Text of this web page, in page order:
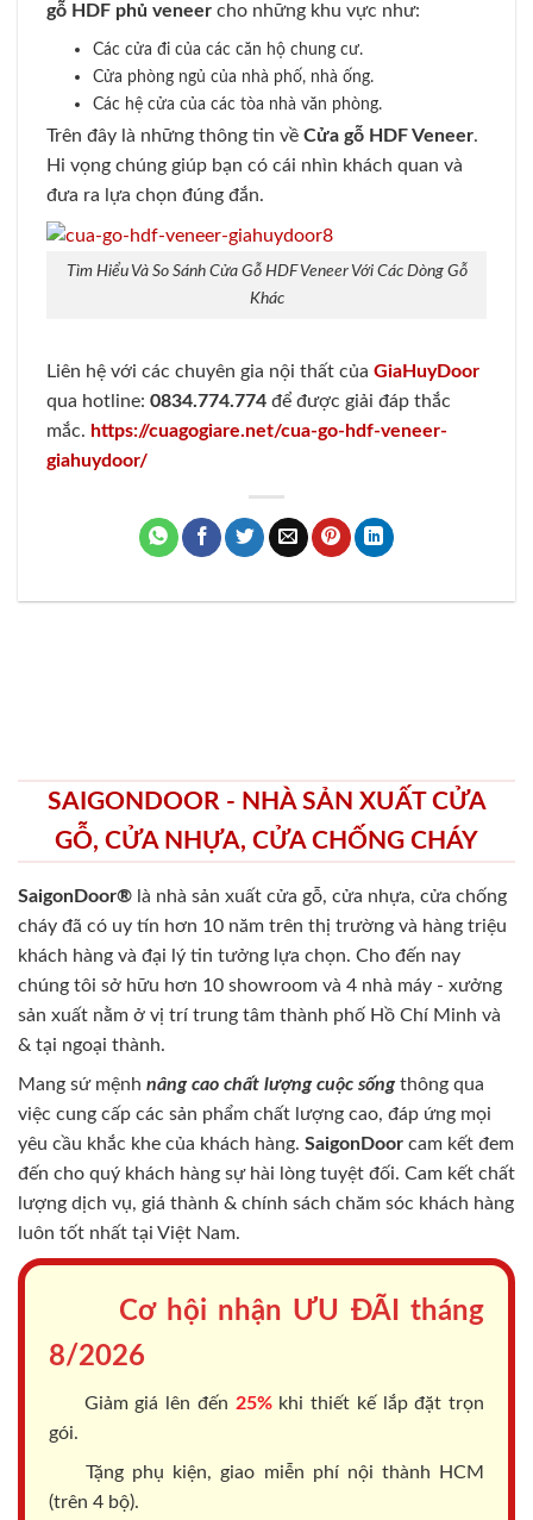
gỗ HDF phủ veneer cho những khu vực như:
Các cửa đi của các căn hộ chung cư.
Cửa phòng ngủ của nhà phố, nhà ống.
Các hệ cửa của các tòa nhà văn phòng.
Trên đây là những thông tin về Cửa gỗ HDF Veneer.
Hi vọng chúng giúp bạn có cái nhìn khách quan và
đưa ra lựa chọn đúng đắn.
Tìm Hiểu Và So Sánh Cửa Gỗ HDF Veneer Với Các Dòng Gỗ
Khác
Liên hệ với các chuyên gia nội thất của GiaHuyDoor
qua hotline: 0834.774.774 để được giải đáp thắc
mắc. https://cuagogiare.net/cua-go-hdf-veneer-
giahuydoor/
SAIGONDOOR - NHÀ SẢN XUẤT CỬA
GỖ, CỬA NHỰA, CỬA CHỐNG CHÁY
SaigonDoor® là nhà sản xuất cửa gỗ, cửa nhựa, cửa chống
cháy đã có uy tín hơn 10 năm trên thị trường và hàng triệu
khách hàng và đại lý tin tưởng lựa chọn. Cho đến nay
chúng tôi sở hữu hơn 10 showroom và 4 nhà máy - xưởng
sản xuất nằm ở vị trí trung tâm thành phố Hồ Chí Minh và
& tại ngoại thành.
Mang sứ mệnh nâng cao chất lượng cuộc sốngthông qua
việc cung cấp các sản phẩm chất lượng cao, đáp ứng mọi
yêu cầu khắc khe của khách hàng. SaigonDoor cam kết đem
đến cho quý khách hàng sự hài lòng tuyệt đối. Cam kết chất
lượng dịch vụ, giá thành & chính sách chăm sóc khách hàng
luôn tốt nhất tại Việt Nam.
Cơ hội nhận ƯU ĐÃI tháng
8/2026
Giảm giá lên đến 25%khi thiết kế lắp đặt trọn
gói.
Tặng phụ kiện, giao miễn phí nội thành HCM
(trên 4 bộ).